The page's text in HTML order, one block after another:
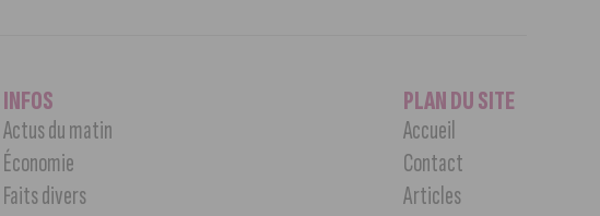
INFOS
Actus du matin
Économie
Faits divers
PLAN DU SITE
Accueil
Contact
Articles